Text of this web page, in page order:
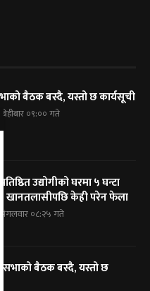
बैठक बस्दै, यस्तो छ कार्यसूची
बिहीबार ०९:०० गते
उद्योगीको घरमा ५ घन्टा
खानतलासीपछि केही परेन फेला
मंगलवार ०८:२५ गते
सभाको बैठक बस्दै, यस्तो छ